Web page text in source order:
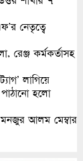
নেতৃত্বে
রেঞ্জ কর্মকর্তাসহ
লাগিয়ে
পাঠানো হলো
মনজুর আলম মেম্বার